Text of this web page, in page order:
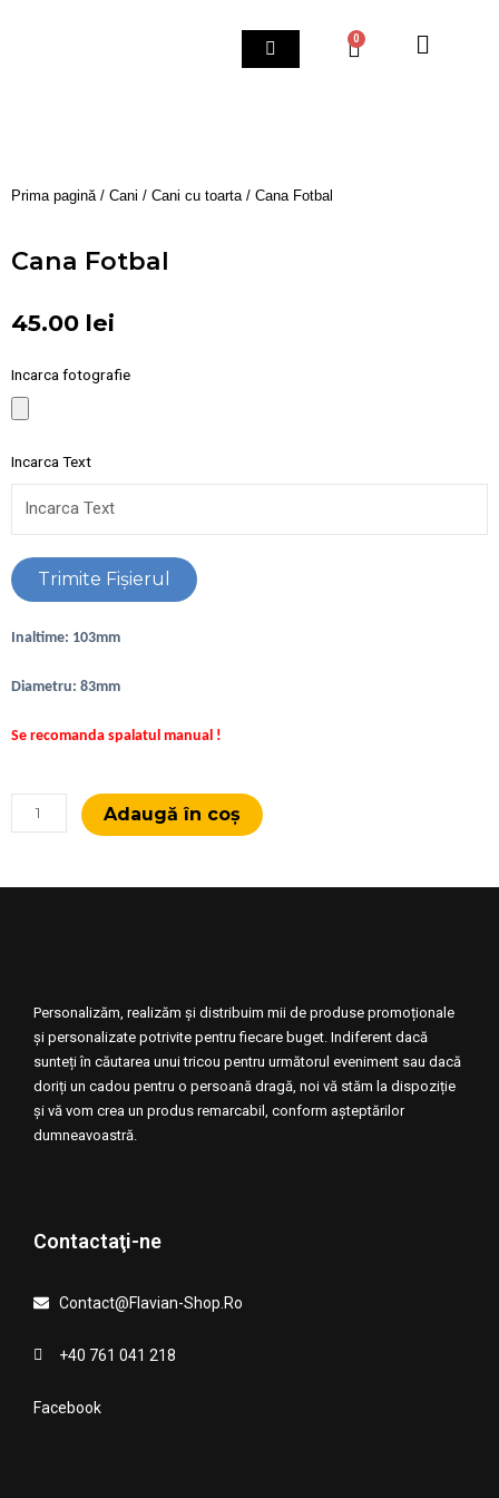
0Cart
Prima pagină/ Cani / Cani cu toarta/ Cana Fotbal
Cana Fotbal
45.00 lei
Incarca fotografie
Incarca Text
Trimite Fişierul
Inaltime: 103mm
Diametru: 83mm
Se recomanda spalatul manual !
Cantitate
Cana
Adaugă în coș
Personalizăm, realizăm și distribuim mii de produse promoționale
și personalizate potrivite pentru fiecare buget. Indiferent dacă
sunteți în căutarea unui tricou pentru următorul eveniment sau dacă
doriți un cadou pentru o persoană dragă, noi vă stăm la dispoziție
și vă vom crea un produs remarcabil, conform așteptărilor
dumneavoastră.
Contactaţi-ne
Contact@Flavian-Shop.Ro
+40 761 041 218
Facebook